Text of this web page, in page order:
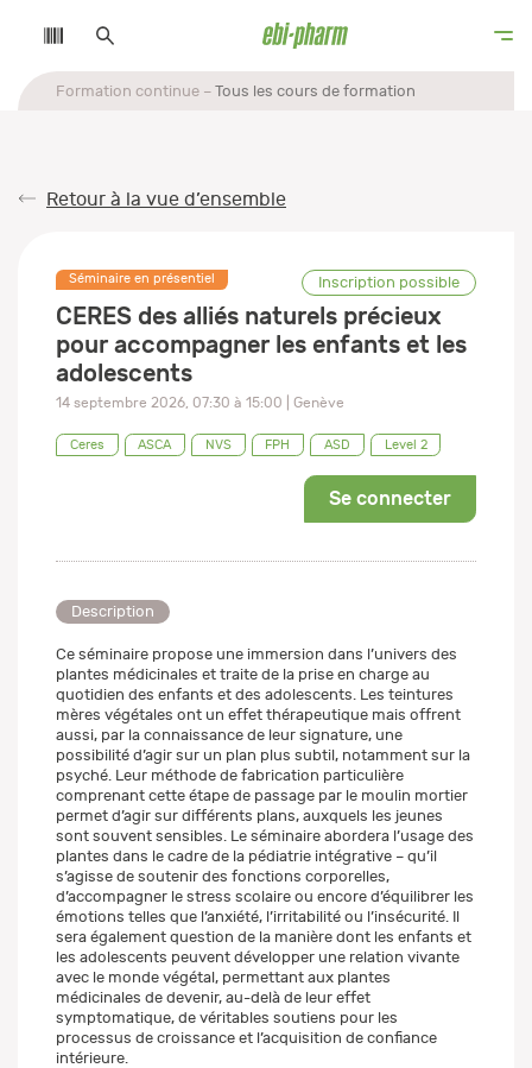
Formation continue Tous les cours de formation
Retour à la vue d’ensemble
Séminaire en présentiel Inscription possible
CERES des alliés naturels précieux
pour accompagner les enfants et les
adolescents
14 septembre 2026, 07:30 à 15:00 | Genève
Ceres ASCA NVS FPH ASD Level 2
Se connecter
Description
Ce séminaire propose une immersion dans l’univers des
plantes médicinales et traite de la prise en charge au
quotidien des enfants et des adolescents. Les teintures
mères végétales ont un effet thérapeutique mais offrent
aussi, par la connaissance de leur signature, une
possibilité d’agir sur un plan plus subtil, notamment sur la
psyché. Leur méthode de fabrication particulière
comprenant cette étape de passage par le moulin mortier
permet d’agir sur différents plans, auxquels les jeunes
sont souvent sensibles. Le séminaire abordera l’usage des
plantes dans le cadre de la pédiatrie intégrative – qu’il
s’agisse de soutenir des fonctions corporelles,
d’accompagner le stress scolaire ou encore d’équilibrer les
émotions telles que l’anxiété, l’irritabilité ou l’insécurité. Il
sera également question de la manière dont les enfants et
les adolescents peuvent développer une relation vivante
avec le monde végétal, permettant aux plantes
médicinales de devenir, au-delà de leur effet
symptomatique, de véritables soutiens pour les
processus de croissance et l’acquisition de confiance
intérieure.